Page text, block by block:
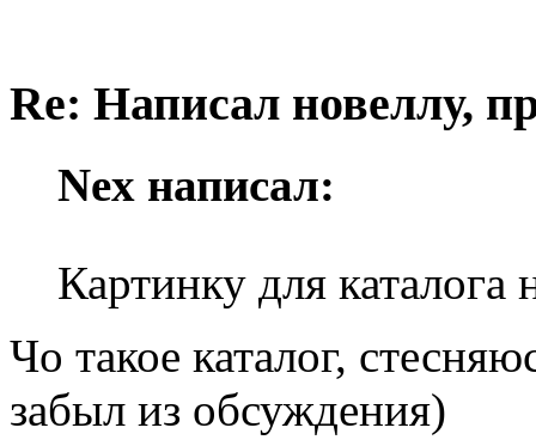
Re: Написал новеллу,
Nex написал:
Картинку для каталога
Чо такое каталог,
забыл из обсуждения)